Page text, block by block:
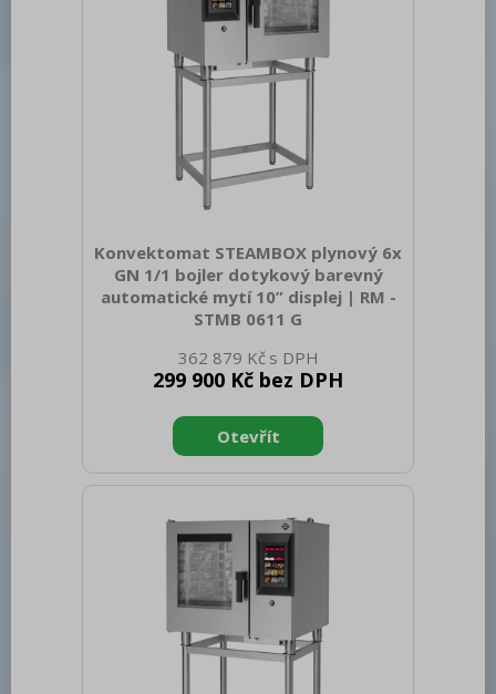
chodu a nahřátí Typ vrchní d
Konvektomat STEAMBOX plynový 6x
GN 1/1 bojler dotykový barevný
automatické mytí 10” displej | RM -
STMB 0611 G
860 Hloubka netto [mm]: 795 Výška
netto [mm]: 835 Hmotnost netto [kg]:
brutto [mm]: 920 Výška brutto [mm]:
1020 Hmotnost brutto [kg]: 156.00 Typ
spotřebiče: Elektrické zařízení Příkon
1N - 50 Hz Druh připojení plynu: Zemní
plyn Materiál: AISI 304 Vnější barva
zařízení: Nerezové Nastavitelné nožičky:
Ano Řízení vlhkosti: MeteoSystem -
regulace na základě
362 879 Kč
299 900 Kč bez DPH